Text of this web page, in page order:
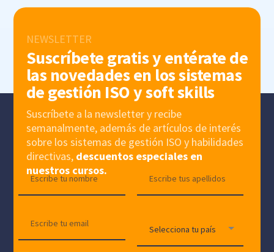
NEWSLETTER
Suscríbete gratis y entérate de
las novedades en los sistemas
de gestión ISO y soft skills
Suscríbete a la newsletter y recibe
semanalmente, además de artículos de interés
sobre los sistemas de gestión ISO y habilidades
directivas, descuentos especiales en
nuestros cursos.